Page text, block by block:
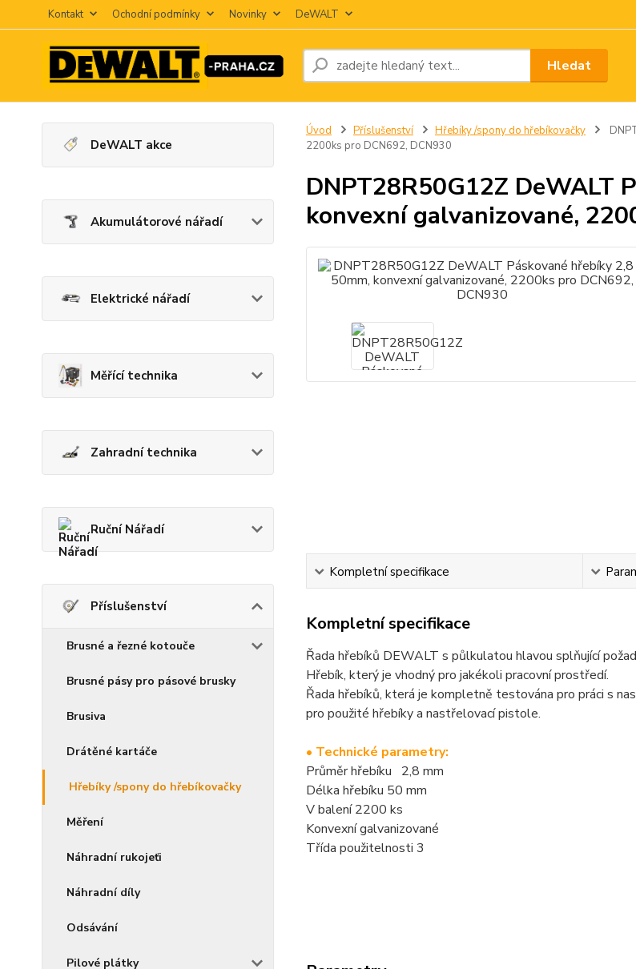
Kontakt Ochodní podmínky Novinky DeWALT
Hledat
DeWALT akce
Akumulátorové nářadí
Elektrické nářadí
Měřící technika
Zahradní technika
Ruční Nářadí
Příslušenství
Brusné a řezné kotouče
Brusné pásy pro pásové brusky
Brusiva
Drátěné kartáče
Hřebíky /spony do hřebíkovačky
Měření
Náhradní rukojeťi
Náhradní díly
Odsávání
Pilové plátky
Úvod Příslušenství Hřebíky /spony do hřebíkovačky
2200ks pro DCN692, DCN930
DNPT28R50G12Z DeWALT
konvexní galvanizované,
Kompletní specifikace
Kompletní specifikace
Řada hřebíků DEWALT s půlkulatou hlavou splňující
Hřebík, který je vhodný pro jakékoli pracovní prostředí.
Řada hřebíků, která je kompletně testována pro práci s
pro použité hřebíky a nastřelovací pistole.
• Technické parametry:
Průměr hřebíku 2,8 mm
Délka hřebíku 50 mm
V balení 2200 ks
Konvexní galvanizované
Třída použitelnosti 3